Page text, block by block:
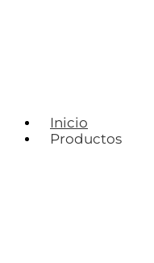
Inicio
Productos